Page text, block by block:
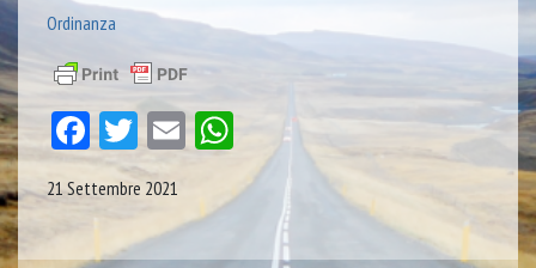
Ordinanza
Facebook
Twitter
Email WhatsApp
21 Settembre 2021